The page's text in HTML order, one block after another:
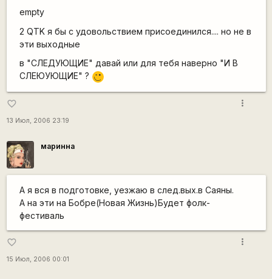
empty
2 QTK я бы с удовольствием присоединился.... но не в
эти выходные
в "СЛЕДУЮЩИЕ" давай или для тебя наверно "И В
СЛЕЮУЮЩИЕ" ?
;)
favorite_border
13 Июл, 2006 23:19
more_vert
маринна
А я вся в подготовке, уезжаю в след.вых.в Саяны.
А на эти на Бобре(Новая Жизнь)Будет фолк-
фестиваль
favorite_border
15 Июл, 2006 00:01
more_vert